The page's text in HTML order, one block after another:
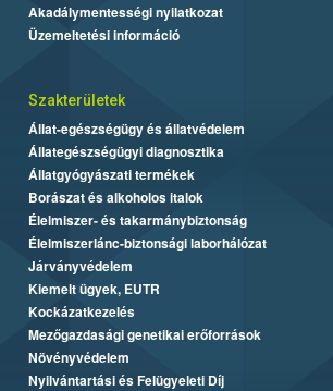
Akadálymentességi nyilatkozat
Üzemeltetési információ
Szakterületek
Állat-egészségügy és állatvédelem
Állategészségügyi diagnosztika
Állatgyógyászati termékek
Borászat és alkoholos italok
Élelmiszer- és takarmánybiztonság
Élelmiszerlánc-biztonsági laborhálózat
Járványvédelem
Kiemelt ügyek, EUTR
Kockázatkezelés
Mezőgazdasági genetikai erőforrások
Növényvédelem
Nyilvántartási és Felügyeleti Díj